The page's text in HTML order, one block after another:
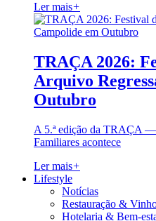
Ler mais+
TRAÇA 2026:
Arquivo
Outubro
A 5.ª edição da TRAÇA
Familiares acontece
Ler mais+
Lifestyle
Notícias
Restauração &
Hotelaria & Bem-